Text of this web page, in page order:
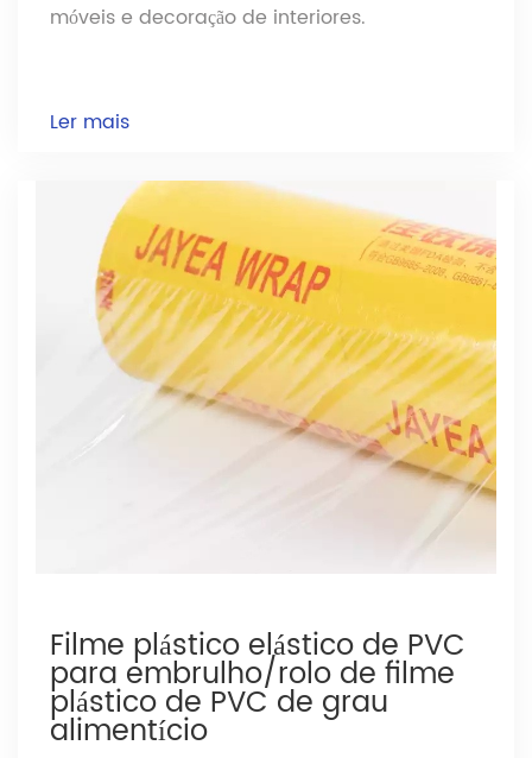
móveis e decoração de interiores.
Ler mais
Filme plástico elástico de PVC
para embrulho/rolo de filme
plástico de PVC de grau
alimentício